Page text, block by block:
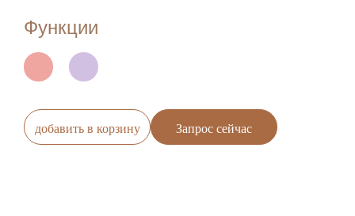
Функции
добавить в корзину Запрос сейчас